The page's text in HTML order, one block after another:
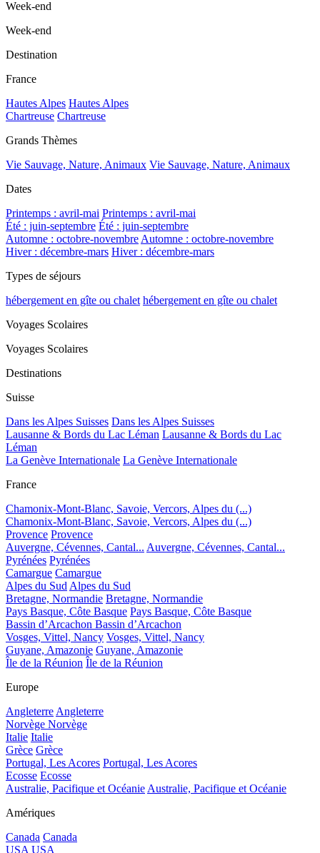
Week-end
Week-end
Destination
France
Hautes Alpes Hautes Alpes
Chartreuse Chartreuse
Grands Thèmes
Vie Sauvage, Nature, Animaux Vie Sauvage, Nature, Animaux
Dates
Printemps : avril-mai Printemps : avril-mai
Été : juin-septembre Été : juin-septembre
Automne : octobre-novembreAutomne : octobre-novembre
Hiver : décembre-mars Hiver : décembre-mars
Types de séjours
hébergement en gîte ou chalet hébergement en gîte ou chalet
Voyages Scolaires
Voyages Scolaires
Destinations
Suisse
Dans les Alpes Suisses Dans les Alpes Suisses
Lausanne & Bords du Lac Léman Lausanne & Bords du Lac
Léman
La Genève Internationale La Genève Internationale
France
Chamonix-Mont-Blanc, Savoie, Vercors, Alpes du (...)
Chamonix-Mont-Blanc, Savoie, Vercors, Alpes du (...)
Provence Provence
Auvergne, Cévennes, Cantal... Auvergne, Cévennes, Cantal...
Pyrénées Pyrénées
Camargue Camargue
Alpes du SudAlpes du Sud
Bretagne, Normandie Bretagne, Normandie
Pays Basque, Côte Basque Pays Basque, Côte Basque
Bassin d’Arcachon Bassin d’Arcachon
Vosges, Vittel, Nancy Vosges, Vittel, Nancy
Guyane, Amazonie Guyane, Amazonie
Île de la Réunion Île de la Réunion
Europe
AngleterreAngleterre
Norvège Norvège
Italie Italie
Grèce Grèce
Portugal, Les Acores Portugal, Les Acores
Ecosse Ecosse
Australie, Pacifique et OcéanieAustralie, Pacifique et Océanie
Amériques
Canada Canada
USA USA